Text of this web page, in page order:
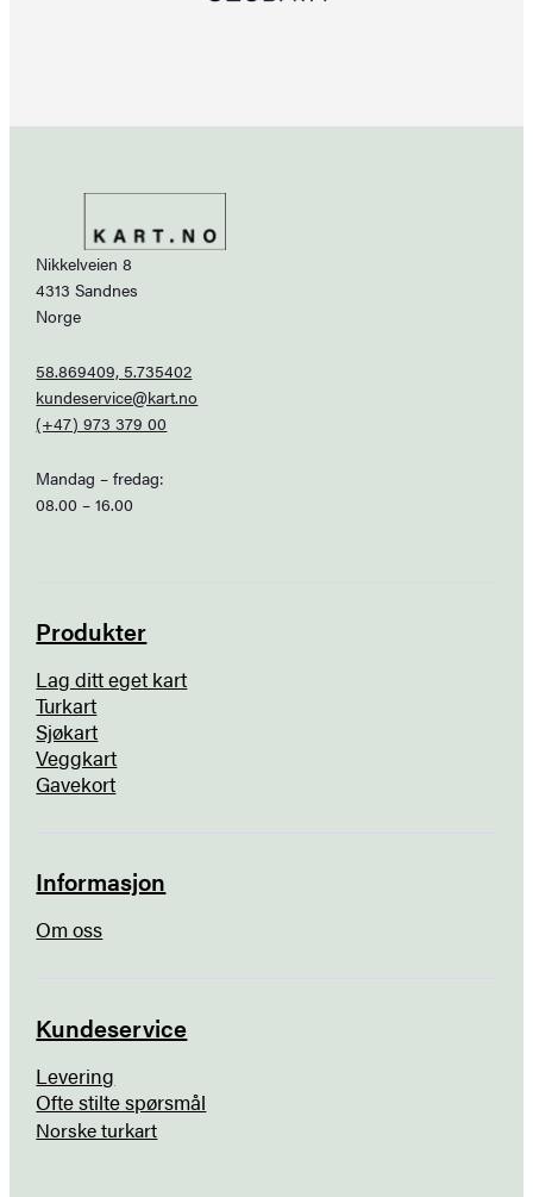
Nikkelveien 8
4313 Sandnes
Norge
58.869409, 5.735402
kundeservice@kart.no
(+47) 973 379 00
Mandag – fredag:
08.00 – 16.00
Produkter
Lag ditt eget kart
Turkart
Sjøkart
Veggkart
Gavekort
Informasjon
Om oss
Kundeservice
Levering
Ofte stilte spørsmål
Norske turkart